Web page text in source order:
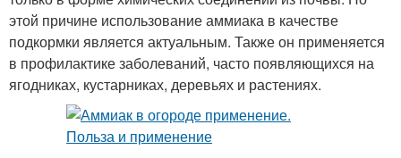
этой причине использование аммиака в качестве
подкормки является актуальным. Также он применяется
в профилактике заболеваний, часто появляющихся на
ягодниках, кустарниках, деревьях и растениях.